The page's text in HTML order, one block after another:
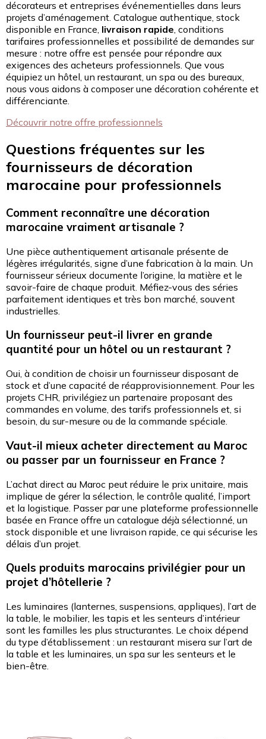
décorateurs et entreprises événementielles dans leurs
projets d’aménagement. Catalogue authentique, stock
disponible en France, livraison rapide, conditions
tarifaires professionnelles et possibilité de demandes sur
mesure : notre offre est pensée pour répondre aux
exigences des acheteurs professionnels. Que vous
équipiez un hôtel, un restaurant, un spa ou des bureaux,
nous vous aidons à composer une décoration cohérente et
différenciante.
Découvrir notre offre professionnels
Questions fréquentes sur les
fournisseurs de décoration
marocaine pour professionnels
Comment reconnaître une décoration
marocaine vraiment artisanale ?
Une pièce authentiquement artisanale présente de
légères irrégularités, signe d’une fabrication à la main. Un
fournisseur sérieux documente l’origine, la matière et le
savoir-faire de chaque produit. Méfiez-vous des séries
parfaitement identiques et très bon marché, souvent
industrielles.
Un fournisseur peut-il livrer en grande
quantité pour un hôtel ou un restaurant ?
Oui, à condition de choisir un fournisseur disposant de
stock et d’une capacité de réapprovisionnement. Pour les
projets CHR, privilégiez un partenaire proposant des
commandes en volume, des tarifs professionnels et, si
besoin, du sur-mesure ou de la commande spéciale.
Vaut-il mieux acheter directement au Maroc
ou passer par un fournisseur en France ?
L’achat direct au Maroc peut réduire le prix unitaire, mais
implique de gérer la sélection, le contrôle qualité, l’import
et la logistique. Passer par une plateforme professionnelle
basée en France offre un catalogue déjà sélectionné, un
stock disponible et une livraison rapide, ce qui sécurise les
délais d’un projet.
Quels produits marocains privilégier pour un
projet d’hôtellerie ?
Les luminaires (lanternes, suspensions, appliques), l’art de
la table, le mobilier, les tapis et les senteurs d’intérieur
sont les familles les plus structurantes. Le choix dépend
du type d’établissement : un restaurant misera sur l’art de
la table et les luminaires, un spa sur les senteurs et le
bien-être.